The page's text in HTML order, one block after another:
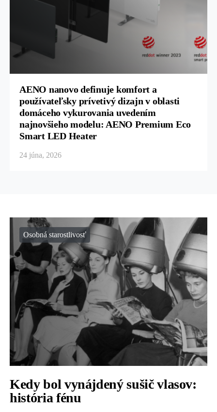
AENO nanovo definuje komfort a
používateľsky prívetivý dizajn v oblasti
domáceho vykurovania uvedením
najnovšieho modelu: AENO Premium Eco
Smart LED Heater
24 júna, 2026
Osobná starostlivosť
Kedy bol vynájdený sušič vlasov:
história fénu